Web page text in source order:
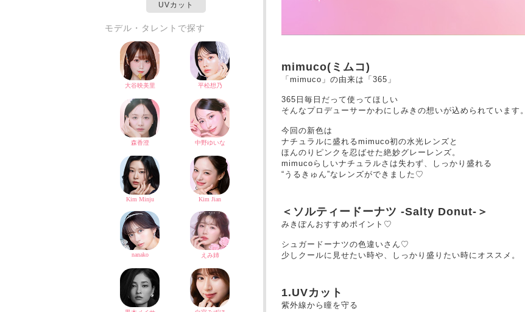
UVカット
モデル・タレントで探す
mimuco(ミムコ)
「mimuco」の由来は「365」
365日毎日だって使ってほしい
そんなプロデューサーかわにしみきの想いが込められています。
今回の新色は
ナチュラルに盛れるmimuco初の水光レンズと
ほんのりピンクを忍ばせた絶妙グレーレンズ。
mimucoらしいナチュラルさは失わず、しっかり盛れる
“うるきゅん”なレンズができました♡
＜ソルティードーナツ -Salty Donut-＞
みきぽんおすすめポイント♡
シュガードーナツの色違いさん♡
少しクールに見せたい時や、しっかり盛りたい時にオススメ。
1.UVカット
紫外線から瞳を守る